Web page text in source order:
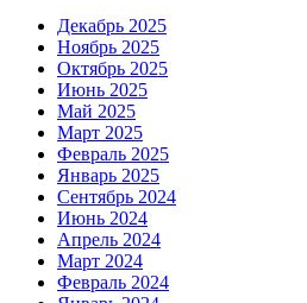
Декабрь 2025
Ноябрь 2025
Октябрь 2025
Июнь 2025
Май 2025
Март 2025
Февраль 2025
Январь 2025
Сентябрь 2024
Июнь 2024
Апрель 2024
Март 2024
Февраль 2024